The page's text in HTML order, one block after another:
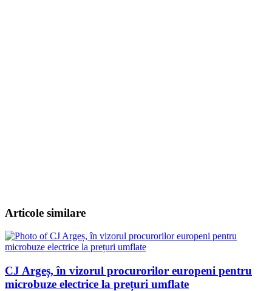
Articole similare
CJ Argeș, în vizorul procurorilor europeni pentru
microbuze electrice la prețuri umflate